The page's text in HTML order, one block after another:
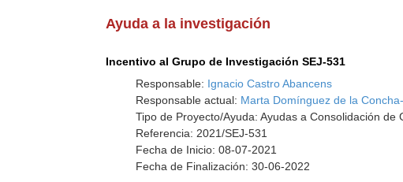
Ayuda a la investigación
Incentivo al Grupo de Investigación SEJ-531
Responsable: Ignacio Castro Abancens
Responsable actual: Marta Domínguez de la
Tipo de Proyecto/Ayuda: Ayudas a Consolidación de
Referencia: 2021/SEJ-531
Fecha de Inicio: 08-07-2021
Fecha de Finalización: 30-06-2022